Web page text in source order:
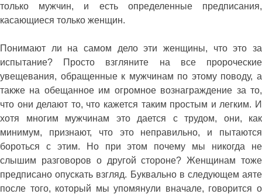
только мужчин, и есть определенные предписания,
касающиеся только женщин.
Понимают ли на самом дело эти женщины, что это за
испытание? Просто взгляните на все пророческие
увещевания, обращенные к мужчинам по этому поводу, а
также на обещанное им огромное вознаграждение за то,
что они делают то, что кажется таким простым и легким. И
хотя многим мужчинам это дается с трудом, они, как
минимум, признают, что это неправильно, и пытаются
бороться с этим. Но при этом почему мы никогда не
слышим разговоров о другой стороне? Женщинам тоже
предписано опускать взгляд. Буквально в следующем аяте
после того, который мы упомянули вначале, говорится о